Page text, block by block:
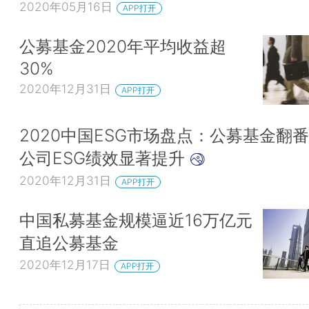
2020年05月16日 APP打开
公募基金2020年平均收益超
30%
2020年12月31日 APP打开
2020中国ESG市场盘点：公募基金翻
公司ESG绩效显著提升
2020年12月31日 APP打开
中国私募基金规模逼近16万亿元
直追公募基金
2020年12月17日 APP打开